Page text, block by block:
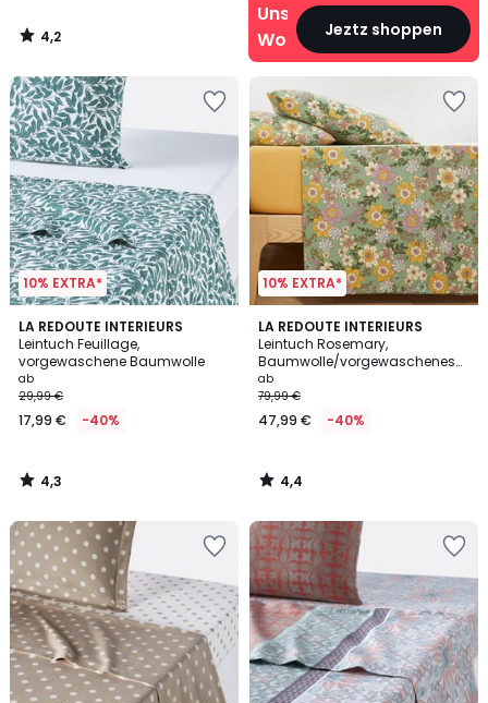
4,2
/
Unsere
Wohn‑DealsJeztz shoppen
10% EXTRA*
LA REDOUTE INTERIEURS
Leintuch Feuillage,
vorgewaschene Baumwolle
ab
29,99 €
17,99 € -40%
4,3
/ 5
4,3
/
10% EXTRA*
LA REDOUTE INTERIEURS
Leintuch Rosemary,
Baumwolle/vorgewaschenes
Leinen, grün
ab
79,99 €
47,99 € -40%
4,4
/ 5
4,4
/